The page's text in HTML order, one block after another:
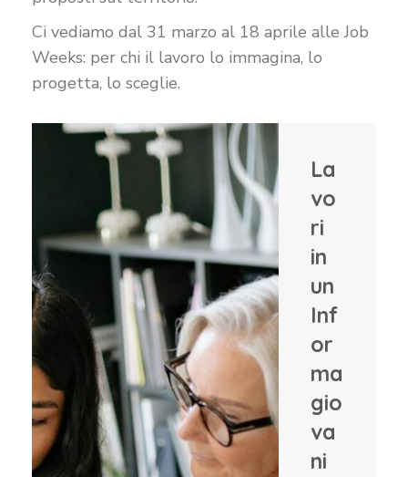
Ci vediamo dal 31 marzo al 18 aprile alle Job
Weeks: per chi il lavoro lo immagina, lo
progetta, lo sceglie.
La
vo
ri
in
un
Inf
or
ma
gio
va
ni